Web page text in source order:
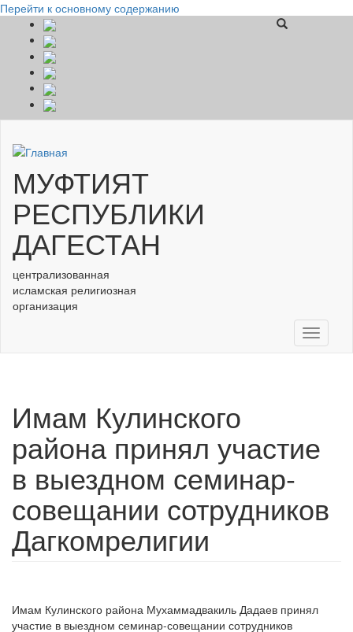
Перейти к основному содержанию
МУФТИЯТ
РЕСПУБЛИКИ
ДАГЕСТАН
централизованная
исламская религиозная
организация
Toggle
Имам Кулинского
района принял участие
в выездном семинар-
совещании сотрудников
Дагкомрелигии
Имам Кулинского района Мухаммадвакиль Дадаев принял
участие в выездном семинар-совещании сотрудников